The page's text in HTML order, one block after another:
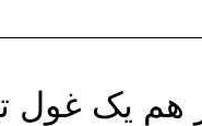
هم یک غول